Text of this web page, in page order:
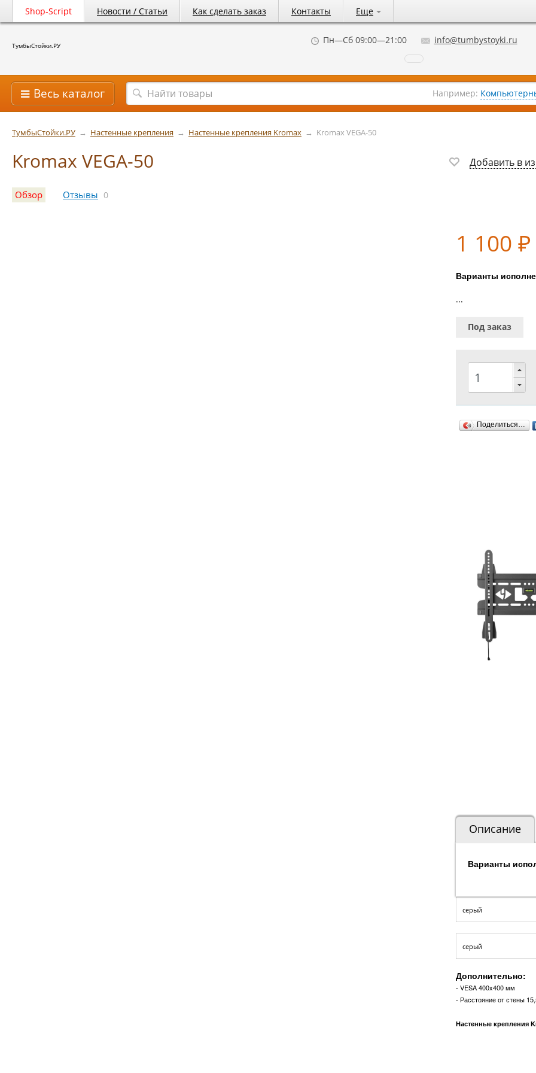
Shop-Script Новости / Статьи Как сделать заказ Контакты Еще
ТумбыСтойки.РУ Пн—Сб 09:00—21:00 info@tumbystoyki.ru
Весь каталог Например:
ТумбыСтойки.РУ → Настенные крепления → Настенные крепления Kromax → Kromax VEGA-50
Kromax VEGA-50 Добавить в
Обзор Отзывы 0
1 100₽
Варианты
...
Под заказ
Поделиться…
Описание
Варианты
серый
серый
Дополнительно:
- VESA 400x400 мм
- Расстояние от стены
Настенные крепления